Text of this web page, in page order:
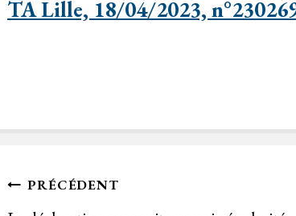
TA Lille, 18/04/2023,
Navigation
PRÉCÉDENT